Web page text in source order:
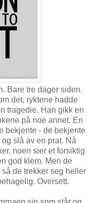
Bare tre dager siden.
det, ryktene hadde
tragedie. Han gikk en
på noe annet. En
bekjente - de bekjente
slå av en prat. Nå
noen sier et forsiktig
god klem. Men de
de trekker seg heller
Oversett.